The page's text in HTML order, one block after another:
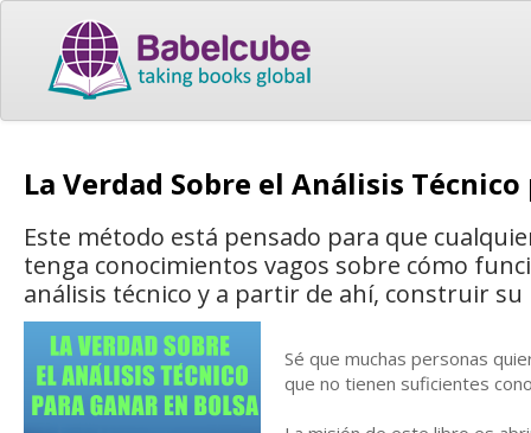
La Verdad Sobre el Análisis
Este método está pensado para que
tenga conocimientos vagos sobre cómo
análisis técnico y a partir de ahí, construir
Sé que muchas personas
que no tienen suficientes